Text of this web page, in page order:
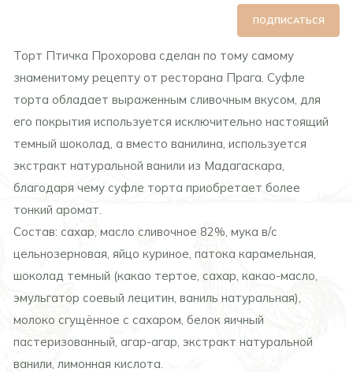
ПОДПИСАТЬСЯ
Торт Птичка Прохорова сделан по тому самому
знаменитому рецепту от ресторана Прага. Суфле
торта обладает выраженным сливочным вкусом, для
его покрытия используется исключительно настоящий
темный шоколад, а вместо ванилина, используется
экстракт натуральной ванили из Мадагаскара,
благодаря чему суфле торта приобретает более
тонкий аромат.
Состав: сахар, масло сливочное 82%, мука в/с
цельнозерновая, яйцо куриное, патока карамельная,
шоколад темный (какао тертое, сахар, какао-масло,
эмульгатор соевый лецитин, ваниль натуральная),
молоко сгущённое с сахаром, белок яичный
пастеризованный, агар-агар, экстракт натуральной
ванили, лимонная кислота.